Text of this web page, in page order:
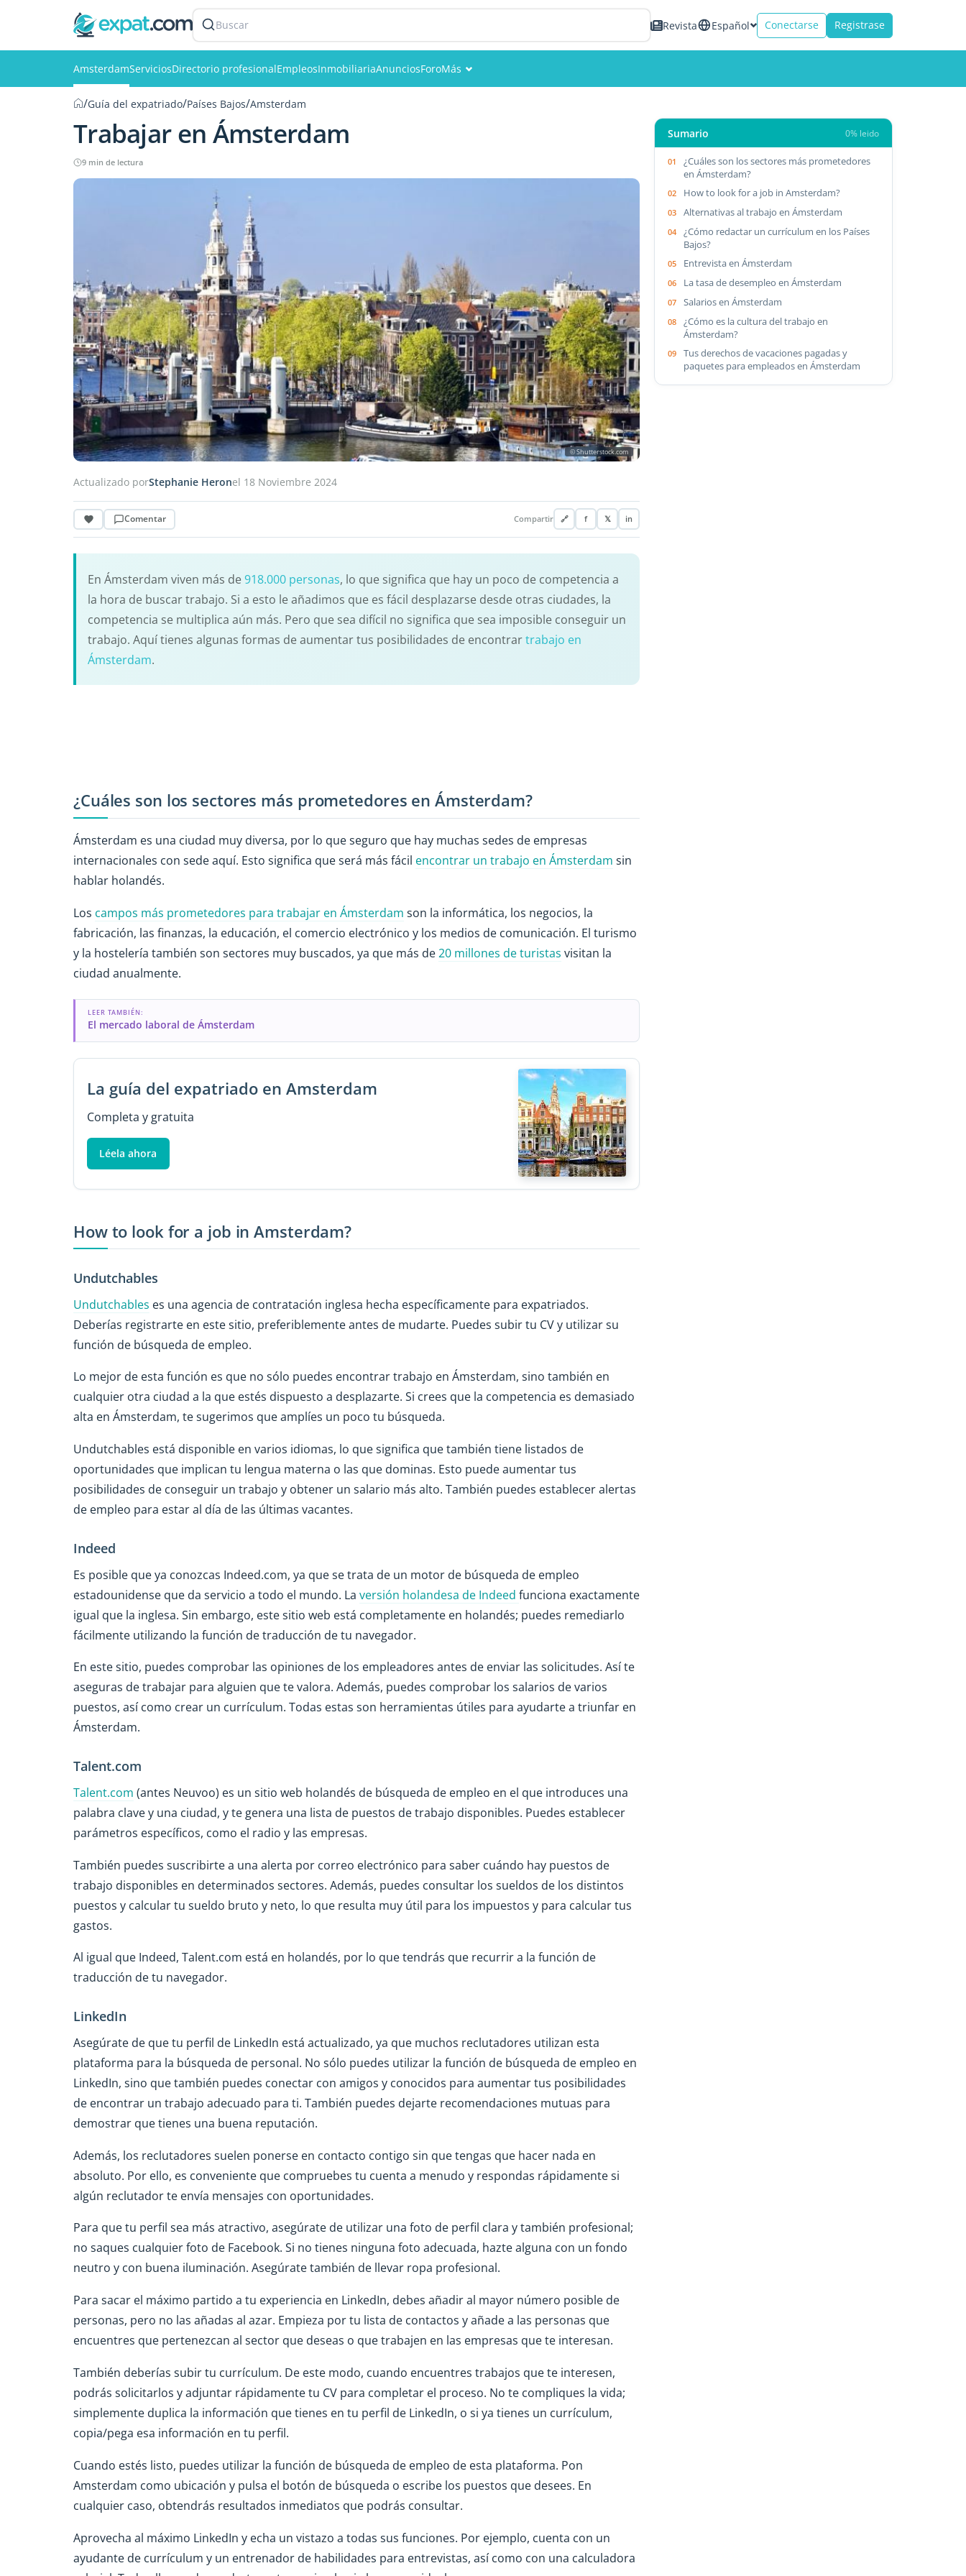
Buscar Revista Español Conectarse Registrase
AmsterdamServiciosDirectorio profesionalEmpleosInmobiliariaAnunciosForoMás
/Guía del expatriado/Países Bajos/Amsterdam
Trabajar en Ámsterdam
9 min de lectura
© Shutterstock.com
Actualizado porStephanie Heronel 18 Noviembre 2024
Comentar Compartir 🔗 f 𝕏 in
En Ámsterdam viven más de918.000 personas, lo que significa que hay un poco de competencia a
la hora de buscar trabajo. Si a esto le añadimos que es fácil desplazarse desde otras ciudades, la
competencia se multiplica aún más. Pero que sea difícil no significa que sea imposible conseguir un
trabajo. Aquí tienes algunas formas de aumentar tus posibilidades de encontrartrabajo en
Ámsterdam.
¿Cuáles son los sectores más prometedores en Ámsterdam?
Ámsterdam es una ciudad muy diversa, por lo que seguro que hay muchas sedes de empresas
internacionales con sede aquí. Esto significa que será más fácil encontrar un trabajo en Ámsterdam sin
hablar holandés.
Los campos más prometedores para trabajar en Ámsterdam son la informática, los negocios, la
fabricación, las finanzas, la educación, el comercio electrónico y los medios de comunicación. El turismo
y la hostelería también son sectores muy buscados, ya que más de20 millones de turistas visitan la
ciudad anualmente.
LEER TAMBIÉN:
El mercado laboral de Ámsterdam
La guía del expatriado en Amsterdam
Completa y gratuita
Léela ahora
How to look for a job in Amsterdam?
Undutchables
Undutchables es una agencia de contratación inglesa hecha específicamente para expatriados.
Deberías registrarte en este sitio, preferiblemente antes de mudarte. Puedes subir tu CV y utilizar su
función de búsqueda de empleo.
Lo mejor de esta función es que no sólo puedes encontrar trabajo en Ámsterdam, sino también en
cualquier otra ciudad a la que estés dispuesto a desplazarte. Si crees que la competencia es demasiado
alta en Ámsterdam, te sugerimos que amplíes un poco tu búsqueda.
Undutchables está disponible en varios idiomas, lo que significa que también tiene listados de
oportunidades que implican tu lengua materna o las que dominas. Esto puede aumentar tus
posibilidades de conseguir un trabajo y obtener un salario más alto. También puedes establecer alertas
de empleo para estar al día de las últimas vacantes.
Indeed
Es posible que ya conozcas Indeed.com, ya que se trata de un motor de búsqueda de empleo
estadounidense que da servicio a todo el mundo. La versión holandesa de Indeed funciona exactamente
igual que la inglesa. Sin embargo, este sitio web está completamente en holandés; puedes remediarlo
fácilmente utilizando la función de traducción de tu navegador.
En este sitio, puedes comprobar las opiniones de los empleadores antes de enviar las solicitudes. Así te
aseguras de trabajar para alguien que te valora. Además, puedes comprobar los salarios de varios
puestos, así como crear un currículum. Todas estas son herramientas útiles para ayudarte a triunfar en
Ámsterdam.
Talent.com
Talent.com (antes Neuvoo) es un sitio web holandés de búsqueda de empleo en el que introduces una
palabra clave y una ciudad, y te genera una lista de puestos de trabajo disponibles. Puedes establecer
parámetros específicos, como el radio y las empresas.
También puedes suscribirte a una alerta por correo electrónico para saber cuándo hay puestos de
trabajo disponibles en determinados sectores. Además, puedes consultar los sueldos de los distintos
puestos y calcular tu sueldo bruto y neto, lo que resulta muy útil para los impuestos y para calcular tus
gastos.
Al igual que Indeed, Talent.com está en holandés, por lo que tendrás que recurrir a la función de
traducción de tu navegador.
LinkedIn
Asegúrate de que tu perfil de LinkedIn está actualizado, ya que muchos reclutadores utilizan esta
plataforma para la búsqueda de personal. No sólo puedes utilizar la función de búsqueda de empleo en
LinkedIn, sino que también puedes conectar con amigos y conocidos para aumentar tus posibilidades
de encontrar un trabajo adecuado para ti. También puedes dejarte recomendaciones mutuas para
demostrar que tienes una buena reputación.
Además, los reclutadores suelen ponerse en contacto contigo sin que tengas que hacer nada en
absoluto. Por ello, es conveniente que compruebes tu cuenta a menudo y respondas rápidamente si
algún reclutador te envía mensajes con oportunidades.
Para que tu perfil sea más atractivo, asegúrate de utilizar una foto de perfil clara y también profesional;
no saques cualquier foto de Facebook. Si no tienes ninguna foto adecuada, hazte alguna con un fondo
neutro y con buena iluminación. Asegúrate también de llevar ropa profesional.
Para sacar el máximo partido a tu experiencia en LinkedIn, debes añadir al mayor número posible de
personas, pero no las añadas al azar. Empieza por tu lista de contactos y añade a las personas que
encuentres que pertenezcan al sector que deseas o que trabajen en las empresas que te interesan.
También deberías subir tu currículum. De este modo, cuando encuentres trabajos que te interesen,
podrás solicitarlos y adjuntar rápidamente tu CV para completar el proceso. No te compliques la vida;
simplemente duplica la información que tienes en tu perfil de LinkedIn, o si ya tienes un currículum,
copia/pega esa información en tu perfil.
Cuando estés listo, puedes utilizar la función de búsqueda de empleo de esta plataforma. Pon
Amsterdam como ubicación y pulsa el botón de búsqueda o escribe los puestos que desees. En
cualquier caso, obtendrás resultados inmediatos que podrás consultar.
Aprovecha al máximo LinkedIn y echa un vistazo a todas sus funciones. Por ejemplo, cuenta con un
ayudante de currículum y un entrenador de habilidades para entrevistas, así como con una calculadora
Sumario 0% leido
¿Cuáles son los sectores más prometedores
en Ámsterdam?
How to look for a job in Amsterdam?
Alternativas al trabajo en Ámsterdam
¿Cómo redactar un currículum en los Países
Bajos?
Entrevista en Ámsterdam
La tasa de desempleo en Ámsterdam
Salarios en Ámsterdam
¿Cómo es la cultura del trabajo en
Ámsterdam?
Tus derechos de vacaciones pagadas y
paquetes para empleados en Ámsterdam